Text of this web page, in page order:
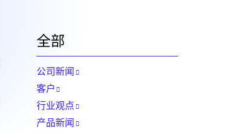
全部
公司新闻
客户
行业观点
产品新闻